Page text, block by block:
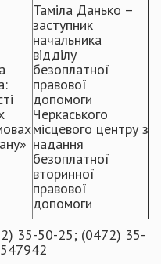
Таміла Данько –
заступник
начальника
відділу
безоплатної
правової
допомоги
Черкаського
місцевого центру з
надання
безоплатної
вторинної
правової
допомоги
35-50-25; (0472) 35-